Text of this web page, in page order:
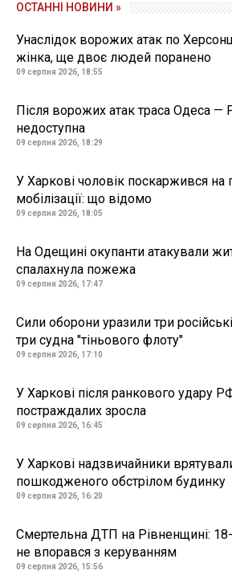
ОСТАННІ НОВИНИ »
Унаслідок ворожих атак по
жінка, ще двоє людей поранено
09 серпня 2026, 18:55
Після ворожих атак траса Одеса —
недоступна
09 серпня 2026, 18:29
У Харкові чоловік поскаржився на
мобілізації: що відомо
09 серпня 2026, 18:05
На Одещині окупанти атакували
спалахнула пожежа
09 серпня 2026, 17:47
Сили оборони уразили три
три судна "тіньового флоту"
09 серпня 2026, 17:10
У Харкові після ранкового удару
постраждалих зросла
09 серпня 2026, 16:45
У Харкові надзвичайники
пошкодженого обстрілом будинку
09 серпня 2026, 16:20
Смертельна ДТП на Рівненщині:
не впорався з керуванням
09 серпня 2026, 15:56